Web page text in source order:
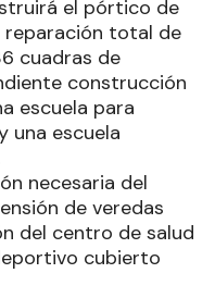
el pórtico de
reparación total de
cuadras de
construcción
escuela para
una escuela
necesaria del
de veredas
del centro de salud
cubierto